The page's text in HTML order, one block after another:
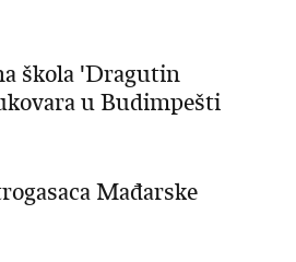
škola 'Dragutin
u Budimpešti
Mađarske